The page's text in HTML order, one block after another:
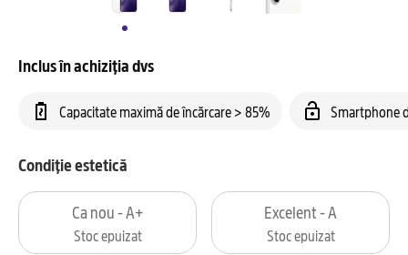
Inclus în achiziția dvs
Capacitate maximă de încărcare > 85% Smartphone
Condiție estetică
Ca nou - A+
Stoc epuizat
Excelent - A
Stoc epuizat